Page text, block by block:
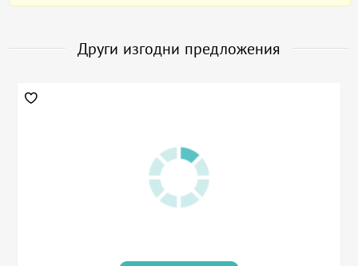
Други изгодни предложения